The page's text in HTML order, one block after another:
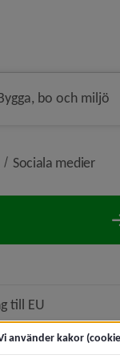
bo och miljö
nivå i
Sociala mediernivå
till EU
använder kakor